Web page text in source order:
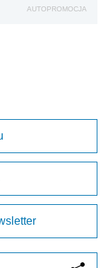
AUTOPROMOCJA